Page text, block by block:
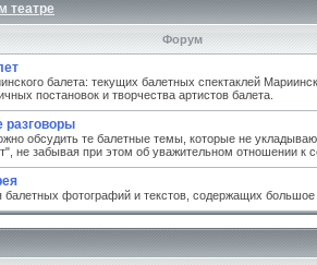
театре
Форум
балета: текущих балетных спектаклей
постановок и творчества артистов балета.
разговоры
обсудить те балетные темы, которые не
не забывая при этом об уважительном отношении к
балетных фотографий и текстов, содержащих